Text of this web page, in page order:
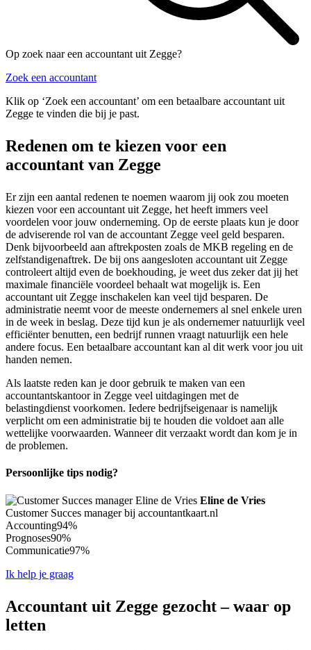
Op zoek naar een accountant uit Zegge?
Zoek een accountant
Klik op ‘Zoek een accountant’ om een betaalbare accountant uit
Zegge te vinden die bij je past.
Redenen om te kiezen voor een
accountant van Zegge
Er zijn een aantal redenen te noemen waarom jij ook zou moeten
kiezen voor een accountant uit Zegge, het heeft immers veel
voordelen voor jouw onderneming. Op de eerste plaats kun je door
de adviserende rol van de accountant Zegge veel geld besparen.
Denk bijvoorbeeld aan aftrekposten zoals de MKB regeling en de
zelfstandigenaftrek. De bij ons aangesloten accountant uit Zegge
controleert altijd even de boekhouding, je weet dus zeker dat jij het
maximale financiële voordeel behaalt wat mogelijk is. Een
accountant uit Zegge inschakelen kan veel tijd besparen. De
administratie neemt voor de meeste ondernemers al snel enkele uren
in de week in beslag. Deze tijd kun je als ondernemer natuurlijk veel
efficiënter benutten, een bedrijf runnen vraagt natuurlijk een hele
andere focus. Een betaalbare accountant kan al dit werk voor jou uit
handen nemen.
Als laatste reden kan je door gebruik te maken van een
accountantskantoor in Zegge veel uitdagingen met de
belastingdienst voorkomen. Iedere bedrijfseigenaar is namelijk
verplicht om een administratie bij te houden die voldoet aan alle
wettelijke voorwaarden. Wanneer dit verzaakt wordt dan kom je in
de problemen.
Persoonlijke tips nodig?
Eline de Vries
Customer Succes manager bij accountantkaart.nl
Accounting94%
Prognoses90%
Communicatie97%
Ik help je graag
Accountant uit Zegge gezocht – waar op
letten